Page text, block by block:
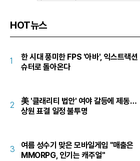
HOT뉴스
1
한 시대 풍미한 FPS '아바', 익스트랙션
슈터로 돌아온다
2
美 '클래리티 법안' 여야 갈등에 제동…
상원 표결 일정 불투명
3
여름 성수기 맞은 모바일게임 "매출은
MMORPG, 인기는 캐주얼"